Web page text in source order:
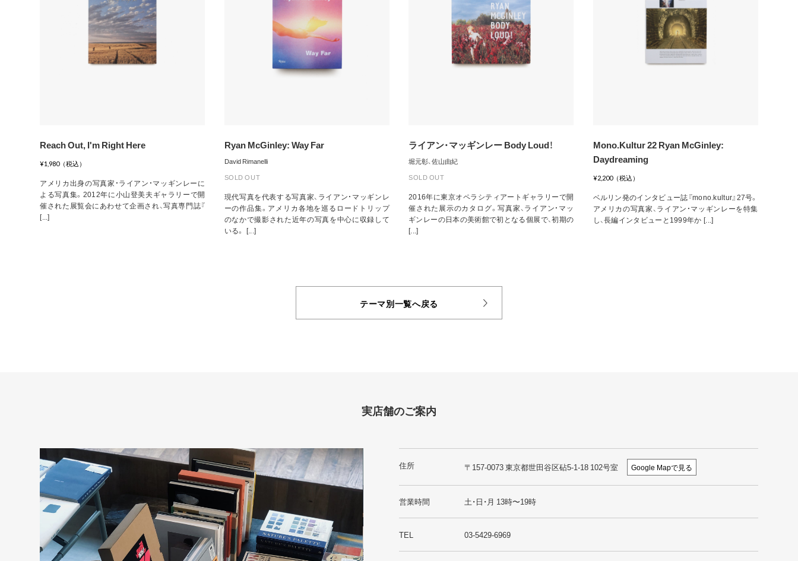
Reach Out, I'm Right Here
¥1,980（税込）
アメリカ出身の写真家・ライアン・マッギンレーに
よる写真集。2012年に小山登美夫ギャラリーで開
催された展覧会にあわせて企画され、写真専門誌『
[...]
Ryan McGinley: Way Far
David Rimanelli
SOLD OUT
現代写真を代表する写真家、ライアン・マッギンレ
ーの作品集。アメリカ各地を巡るロードトリップ
のなかで撮影された近年の写真を中心に収録して
いる。 [...]
ライアン・マッギンレー Body Loud！
堀元彰、佐山由紀
SOLD OUT
2016年に東京オペラシティアートギャラリーで開
催された展示のカタログ。写真家、ライアン・マッ
ギンレーの日本の美術館で初となる個展で、初期の
[...]
Mono.Kultur 22 Ryan McGinley:
Daydreaming
¥2,200（税込）
ベルリン発のインタビュー誌『mono.kultur』27号。
アメリカの写真家、ライアン・マッギンレーを特集
し、長編インタビューと1999年か [...]
テーマ別一覧へ戻る
実店舗のご案内
住所 〒157-0073 東京都世田谷区砧5-1-18 102号室 Google Mapで見る
営業時間 土・日・月 13時〜19時
TEL 03-5429-6969